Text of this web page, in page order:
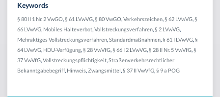
Keywords
§ 80 II 1 Nr. 2 VwGO § 61 LVwVG § 80 VwGO Verkehrszeichen § 62 LVwVG §
66 LVwVG Mobiles Halteverbot Vollstreckungsverfahren § 2 LVwVG
Mehraktiges Vollstreckungsverfahren Standardmaßnahmen § 61 I LVwVG §
64 LVwVG HDU-Verfügung § 28 VwVfG § 66 I 2 LVwVG § 28 II Nr. 5 VwVfG §
37 VwVfG Vollstreckungspflichtigkeit Straßenverkehrsrechtlicher
Bekanntgabebegriff, Hinweis Zwangsmittel § 37 II VwVfG § 9 a POG